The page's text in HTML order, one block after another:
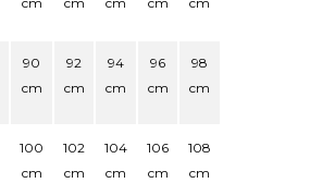
90
cm
92
cm
94
cm
96
cm
98
cm
100
cm
102
cm
104
cm
106
cm
108
cm